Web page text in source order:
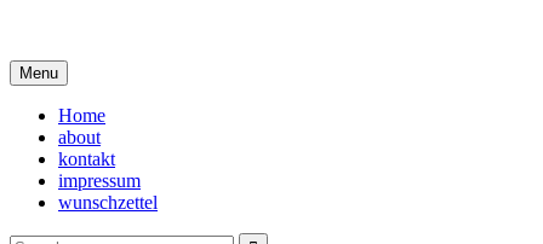
content
Menu
Home
about
kontakt
impressum
wunschzettel